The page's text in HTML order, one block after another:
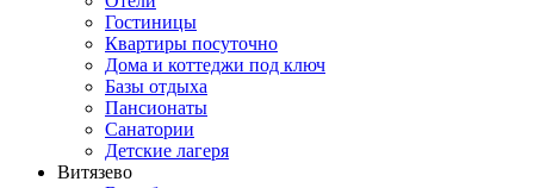
Гостиницы
Квартиры посуточно
Дома и коттеджи под ключ
Базы отдыха
Пансионаты
Санатории
Детские лагеря
Витязево